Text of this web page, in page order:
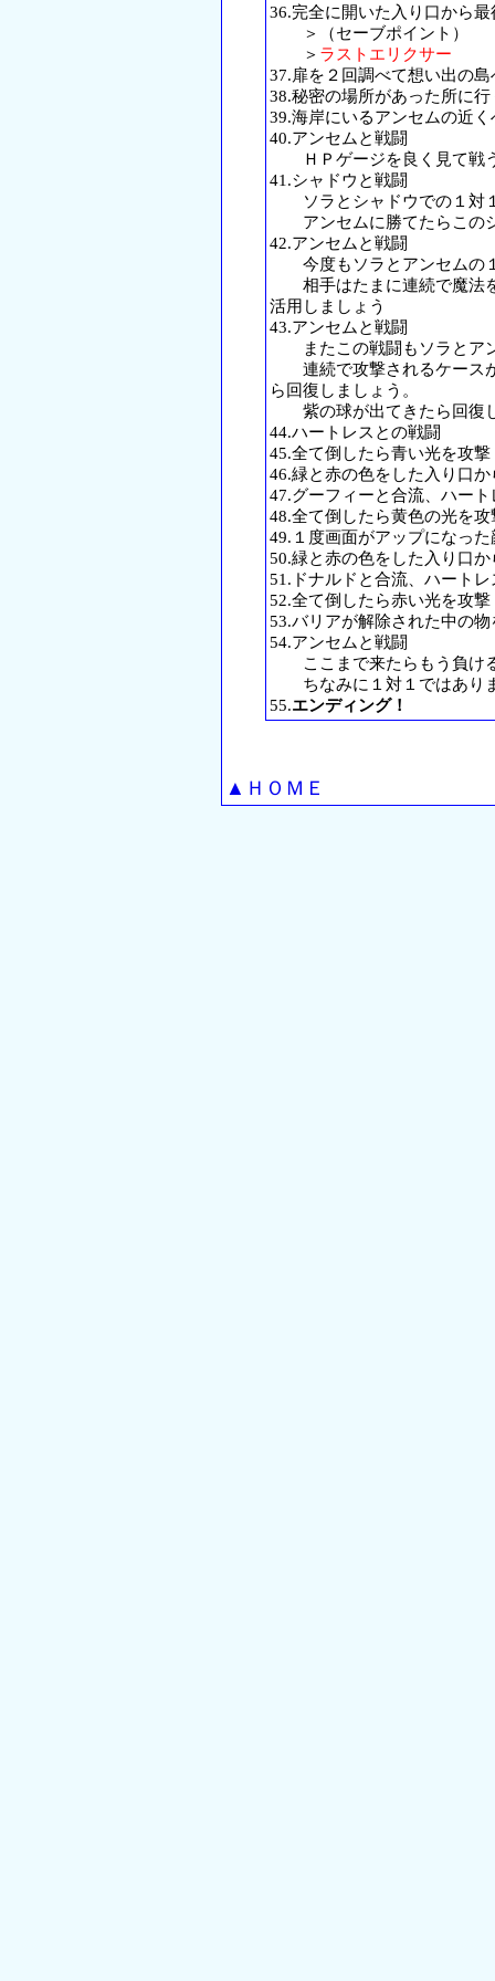
36.完全に開いた入り口から
＞（セーブポイント）
＞ ラストエリクサー
37.扉を２回調べて想い出の島
38.秘密の場所があった所に行
39.海岸にいるアンセムの近く
40.アンセムと戦闘
ＨＰゲージを良く見て戦
41.シャドウと戦闘
ソラとシャドウでの１対
アンセムに勝てたらこの
42.アンセムと戦闘
今度もソラとアンセムの
相手はたまに連続で魔法を
活用しましょう
43.アンセムと戦闘
またこの戦闘もソラとア
連続で攻撃されるケースが
ら回復しましょう。
紫の球が出てきたら回復
44.ハートレスとの戦闘
45.全て倒したら青い光を攻撃
46.緑と赤の色をした入り口
47.グーフィーと合流、ハー
48.全て倒したら黄色の光を攻
49.１度画面がアップになった
50.緑と赤の色をした入り口
51.ドナルドと合流、ハートレ
52.全て倒したら赤い光を攻撃
53.バリアが解除された中の
54.アンセムと戦闘
ここまで来たらもう負け
ちなみに１対１ではあり
55.エンディング！
▲ＨＯＭＥ